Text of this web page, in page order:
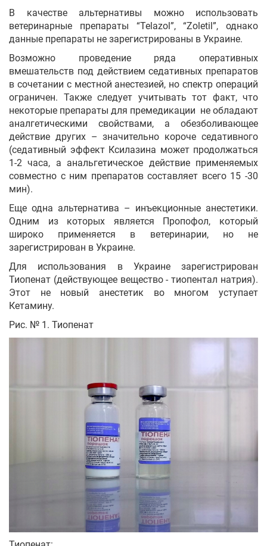
В качестве альтернативы можно использовать
ветеринарные препараты “Telazol”, “Zoletil”, однако
данные препараты не зарегистрированы в Украине.
Возможно проведение ряда оперативных
вмешательств под действием седативных препаратов
в сочетании с местной анестезией, но спектр операций
ограничен. Также следует учитывать тот факт, что
некоторые препараты для премедикации не обладают
аналгетическими свойствами, а обезболивающее
действие других – значительно короче седативного
(седативный эффект Ксилазина может продолжаться
1-2 часа, а анальгетическое действие применяемых
совместно с ним препаратов составляет всего 15 -30
мин).
Еще одна альтернатива – инъекционные анестетики.
Одним из которых является Пропофол, который
широко применяется в ветеринарии, но не
зарегистрирован в Украине.
Для использования в Украине зарегистрирован
Тиопенат (действующее вещество - тиопентал натрия).
Этот не новый анестетик во многом уступает
Кетамину.
Рис. № 1. Тиопенат